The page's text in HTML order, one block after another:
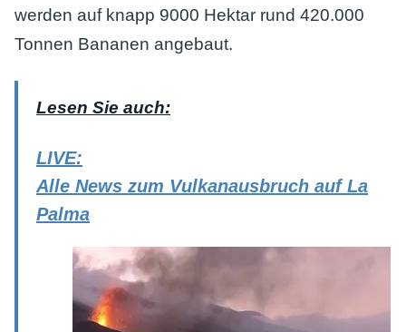
werden auf knapp 9000 Hektar rund 420.000
Tonnen Bananen angebaut.
Lesen Sie auch:
LIVE:
Alle News zum Vulkanausbruch auf La
Palma